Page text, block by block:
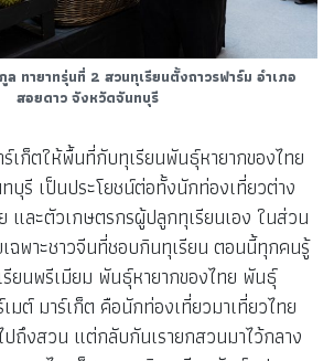
ทายาทรุ่นที่ 2 สวนทุเรียนตั้งถาวรฟาร์ม อำเภอ
สอยดาว จังหวัดจันทบุรี
ร์เก็ตให้พื้นที่กับทุเรียนพันธุ์หายากของไทย
บุรี เป็นประโยชน์ต่อทั้งนักท่องเที่ยวต่าง
และตัวเกษตรกรผู้ปลูกทุเรียนเอง ในส่วน
ฉพาะชาวจีนที่ชอบกินทุเรียน ตอนนี้ทุกคนรู้
ยนพรีเมียม พันธุ์หายากของไทย พันธุ์
มต์ มาร์เก็ต คือนักท่องเที่ยวมาเที่ยวไทย
ปถึงสวน แต่กลับกันเรายกสวนมาไว้กลาง